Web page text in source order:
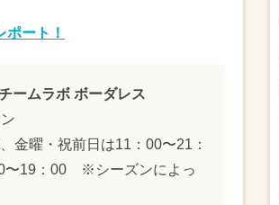
ポート！
ームラボ ボーダレス
金曜・祝前日は11：00〜21：
〜19：00 ※シーズンによっ